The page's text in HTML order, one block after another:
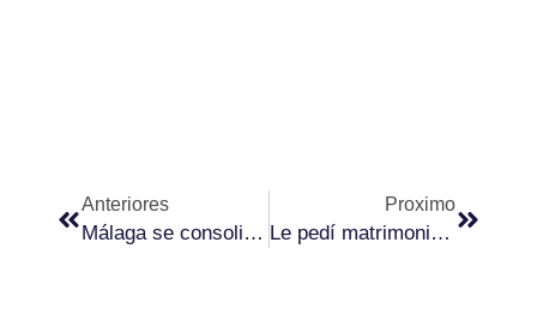
Anteriores
Málaga se consolida como destino preferido para alquiler de apartamentos vacacionales
Proximo
Le pedí matrimonio a mi mujer en Venecia… y acerté de lleno